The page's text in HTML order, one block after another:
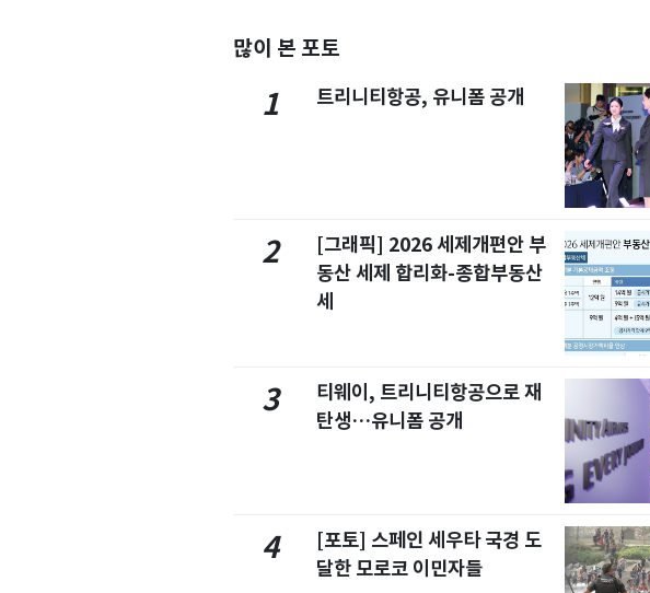
많이 본 포토
1 트리니티항공, 유니폼 공개
2
[그래픽] 2026 세제개편안 부
동산 세제 합리화-종합부동산
세
3
티웨이, 트리니티항공으로 재
탄생…유니폼 공개
4
[포토] 스페인 세우타 국경 도
달한 모로코 이민자들